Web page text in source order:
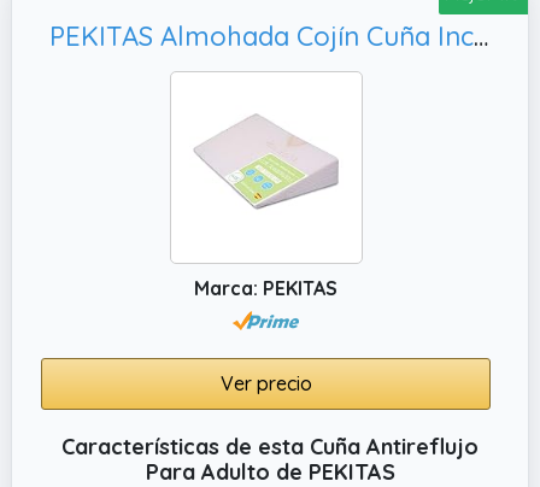
PEKITAS Almohada Cojín Cuña Inclinada Antireflujo Funda Lavable AloeVera Uso Adulto Fabricado En España (50 cm Ancho - 15° Inclinación)…
Marca: PEKITAS
Ver precio
Características de esta Cuña Antireflujo
Para Adulto de PEKITAS